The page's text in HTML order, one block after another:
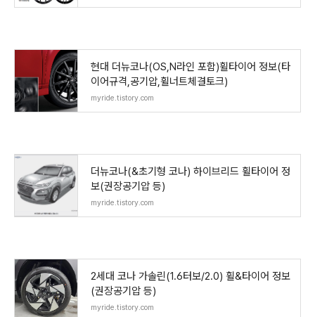
현대 더뉴코나(OS,N라인 포함)휠타이어 정보(타
이어규격,공기압,휠너트체결토크)
myride.tistory.com
더뉴코나(&초기형 코나) 하이브리드 휠타이어 정
보(권장공기압 등)
myride.tistory.com
2세대 코나 가솔린(1.6터보/2.0) 휠&타이어 정보
(권장공기압 등)
myride.tistory.com